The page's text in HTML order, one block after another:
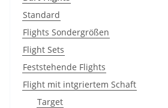
Standard
Flights Sondergrößen
Flight Sets
Feststehende Flights
Flight mit intgriertem Schaft
Target